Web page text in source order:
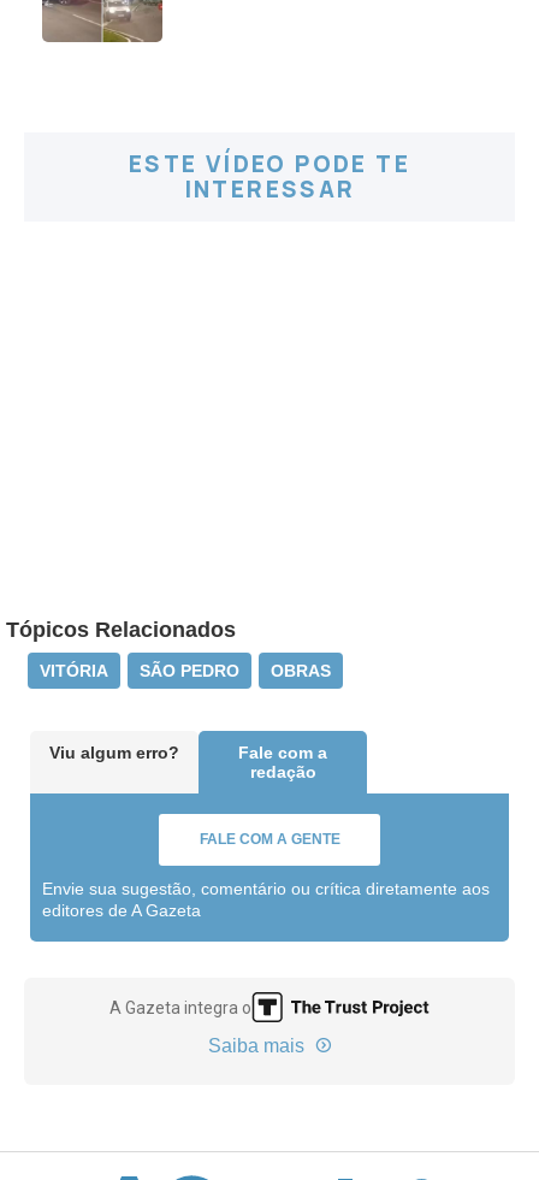
ESTE VÍDEO PODE TE
INTERESSAR
Tópicos Relacionados
VITÓRIA SÃO PEDRO OBRAS
Viu algum erro?
Fale com a
redação
FALE COM A GENTE
Envie sua sugestão, comentário ou crítica diretamente aos
editores de A Gazeta
A Gazeta integra o
Saiba mais